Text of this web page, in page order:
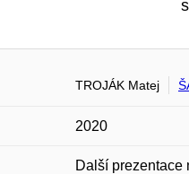
TROJÁK Matej
2020
Další prezentace